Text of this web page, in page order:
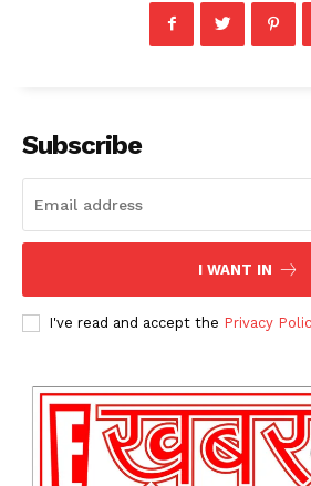
Subscribe
I WANT IN
I've read and accept the Privacy